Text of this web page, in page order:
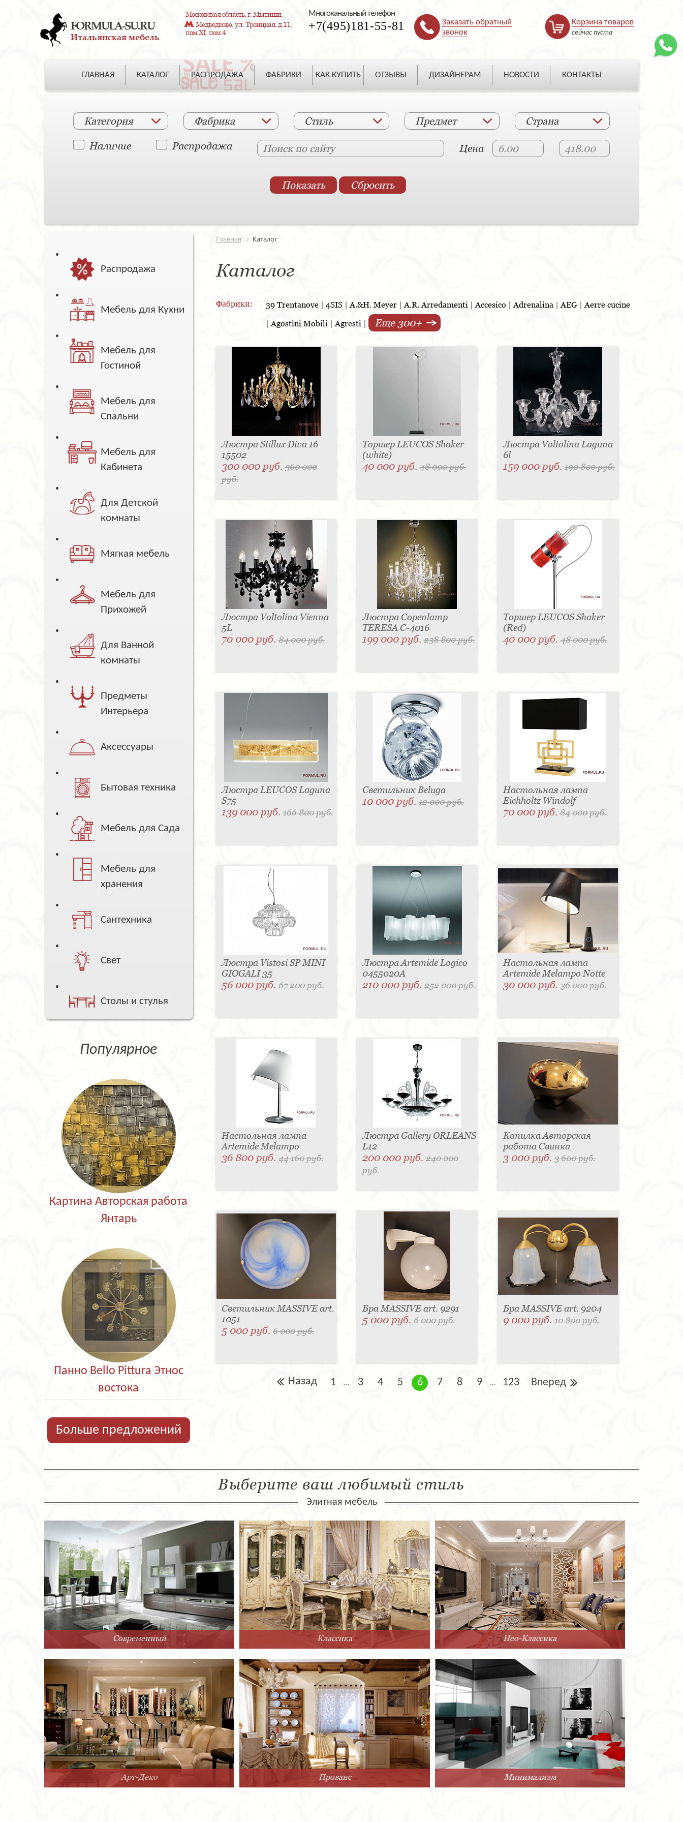
FORMULA-SU.RU
Итальянская мебель
Московская область, г. Мытищи,
Медведково, ул. Троицкая, д.11,
пом.XI, пом.4
Многоканальный телефон
+7(495)181-55-81
Заказать обратный
звонок
Корзина товаров
сейчас пуста
ГЛАВНАЯ КАТАЛОГ РАСПРОДАЖА ФАБРИКИ КАК КУПИТЬ ОТЗЫВЫ ДИЗАЙНЕРАМ НОВОСТИ КОНТАКТЫ
Категория Фабрика Стиль Предмет Страна
Наличие Распродажа Цена
Распродажа
Мебель для Кухни
Мебель для
Гостиной
Мебель для
Спальни
Мебель для
Кабинета
Для Детской
комнаты
Мягкая мебель
Мебель для
Прихожей
Для Ванной
комнаты
Предметы
Интерьера
Аксессуары
Бытовая техника
Мебель для Сада
Мебель для
хранения
Сантехника
Свет
Столы и стулья
Популярное
Картина Авторская работа
Янтарь
Панно Bello Pittura Этнос
востока
Больше предложений
Главная Каталог
Каталог
Фабрики: 39 Trentanove| 4SIS| A.&H. Meyer| A.R. Arredamenti | Accesico | Adrenalina | AEG| Aerre cucine
| Agostini Mobili | Agresti | Еще 300+
Люстра Stillux Diva 16
15502
300 000 руб.360 000
руб.
Торшер LEUCOS Shaker
(white)
40 000 руб. 48 000 руб.
Люстра Voltolina Laguna
6l
159 000 руб.190 800 руб.
Люстра Voltolina Vienna
5L
70 000 руб.84 000 руб.
Люстра Copenlamp
TERESA C-4016
199 000 руб. 238 800 руб.
Торшер LEUCOS Shaker
(Red)
40 000 руб.48 000 руб.
Люстра LEUCOS Laguna
S75
139 000 руб.166 800 руб.
Светильник Beluga
10 000 руб. 12 000 руб.
Настольная лампа
Eichholtz Windolf
70 000 руб.84 000 руб.
Люстра Vistosi SP MINI
GIOGALI 35
56 000 руб.67 200 руб.
Люстра Artemide Logico
0455020A
210 000 руб. 252 000 руб.
Настольная лампа
Artemide Melampo Notte
30 000 руб.36 000 руб.
Настольная лампа
Artemide Melampo
36 800 руб.44 160 руб.
Люстра Gallery ORLEANS
L12
200 000 руб. 240 000
руб.
Копилка Авторская
работа Свинка
3 000 руб.3 600 руб.
Светильник MASSIVE art.
1051
5 000 руб.6 000 руб.
Бра MASSIVE art. 9291
5 000 руб. 6 000 руб.
Бра MASSIVE art. 9204
9 000 руб.10 800 руб.
Назад 1 ... 3 4 5 6 7 8 9 ... 123 Вперед
Выберите ваш любимый стиль
Элитная мебель
Современный Классика Нео-Классика
Арт-Деко Прованс Минимализм